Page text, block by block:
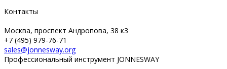
Контакты
Москва, проспект Андропова, 38 к3
+7 (495) 979-76-71
sales@jonnesway.org
Профессиональный инструмент JONNESWAY